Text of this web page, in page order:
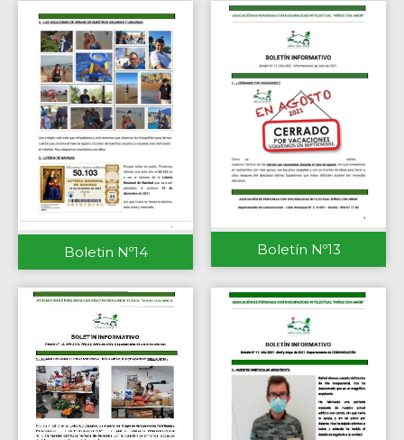
Boletin Nº14 Boletín Nº13